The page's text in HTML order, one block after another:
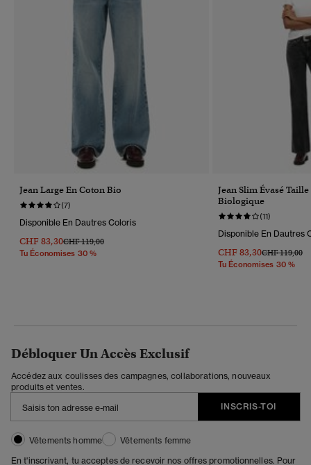
Jean Large En Coton Bio
(7)
Disponible En Dautres Coloris
CHF 83,30Prix Réduit De
CHF 119,00À
Tu Économises 30 %
Jean Slim Évasé
Biologique
(11)
Disponible En Dautres
CHF 83,30Prix Réduit De
CHF 119,00À
Tu Économises 30 %
Débloquer Un Accès Exclusif
Accédez aux coulisses des campagnes, collaborations, nouveaux
produits et ventes.
INSCRIS-TOI
Vêtements homme
Vêtements femme
En t'inscrivant, tu acceptes de recevoir nos offres promotionnelles. Pour